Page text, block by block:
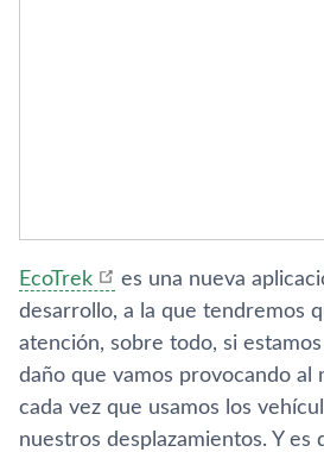
EcoTrek
es una nueva
desarrollo, a la que tendremos
atención, sobre todo, si
daño que vamos provocando al
cada vez que usamos los
nuestros desplazamientos. Y es